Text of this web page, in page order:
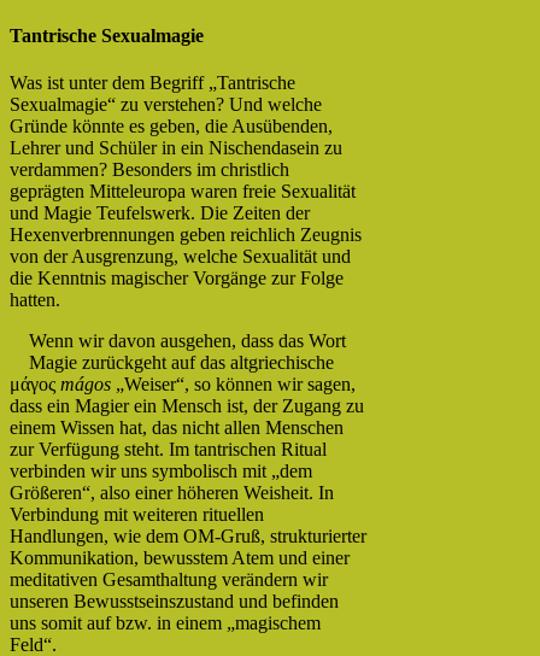
Tantrische Sexualmagie
Was ist unter dem Begriff „Tantrische
Sexualmagie“ zu verstehen? Und welche
Gründe könnte es geben, die Ausübenden,
Lehrer und Schüler in ein Nischendasein zu
verdammen? Besonders im christlich
geprägten Mitteleuropa waren freie Sexualität
und Magie Teufelswerk. Die Zeiten der
Hexenverbrennungen geben reichlich Zeugnis
von der Ausgrenzung, welche Sexualität und
die Kenntnis magischer Vorgänge zur Folge
hatten.
Wenn wir davon ausgehen, dass das Wort
Magie zurückgeht auf das altgriechische
μάγος mágos „Weiser“, so können wir sagen,
dass ein Magier ein Mensch ist, der Zugang zu
einem Wissen hat, das nicht allen Menschen
zur Verfügung steht. Im tantrischen Ritual
verbinden wir uns symbolisch mit „dem
Größeren“, also einer höheren Weisheit. In
Verbindung mit weiteren rituellen
Handlungen, wie dem OM-Gruß, strukturierter
Kommunikation, bewusstem Atem und einer
meditativen Gesamthaltung verändern wir
unseren Bewusstseinszustand und befinden
uns somit auf bzw. in einem „magischem
Feld“.